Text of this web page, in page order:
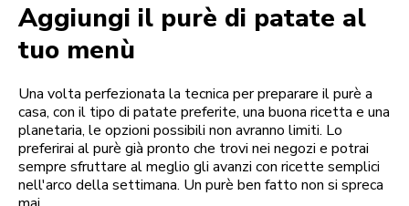
Aggiungi il purè di patate al
tuo menù
Una volta perfezionata la tecnica per preparare il purè a
casa, con il tipo di patate preferite, una buona ricetta e una
planetaria, le opzioni possibili non avranno limiti. Lo
preferirai al purè già pronto che trovi nei negozi e potrai
sempre sfruttare al meglio gli avanzi con ricette semplici
nell'arco della settimana. Un purè ben fatto non si spreca